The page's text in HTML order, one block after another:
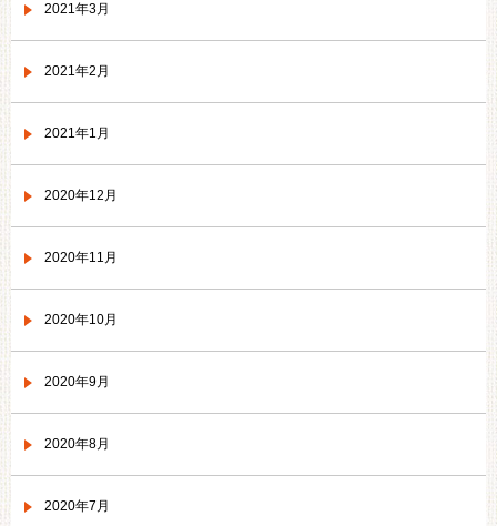
2021年3月
2021年2月
2021年1月
2020年12月
2020年11月
2020年10月
2020年9月
2020年8月
2020年7月